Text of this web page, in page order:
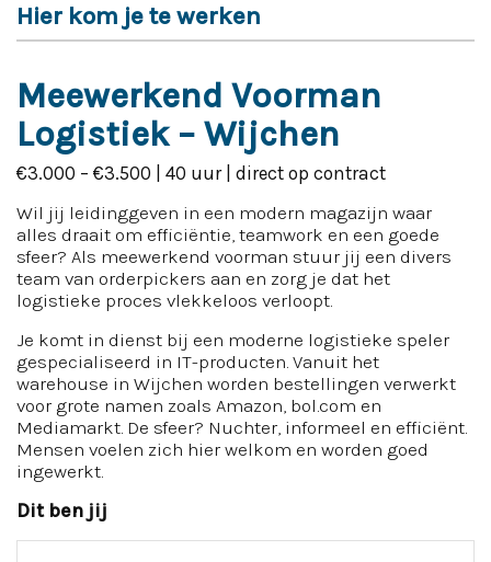
Hier kom je te werken
Meewerkend Voorman
Logistiek – Wijchen
€3.000 – €3.500 | 40 uur | direct op contract
Wil jij leidinggeven in een modern magazijn waar
alles draait om efficiëntie, teamwork en een goede
sfeer? Als meewerkend voorman stuur jij een divers
team van orderpickers aan en zorg je dat het
logistieke proces vlekkeloos verloopt.
Je komt in dienst bij een moderne logistieke speler
gespecialiseerd in IT-producten. Vanuit het
warehouse in Wijchen worden bestellingen verwerkt
voor grote namen zoals Amazon, bol.com en
Mediamarkt. De sfeer? Nuchter, informeel en efficiënt.
Mensen voelen zich hier welkom en worden goed
ingewerkt.
Dit ben jij